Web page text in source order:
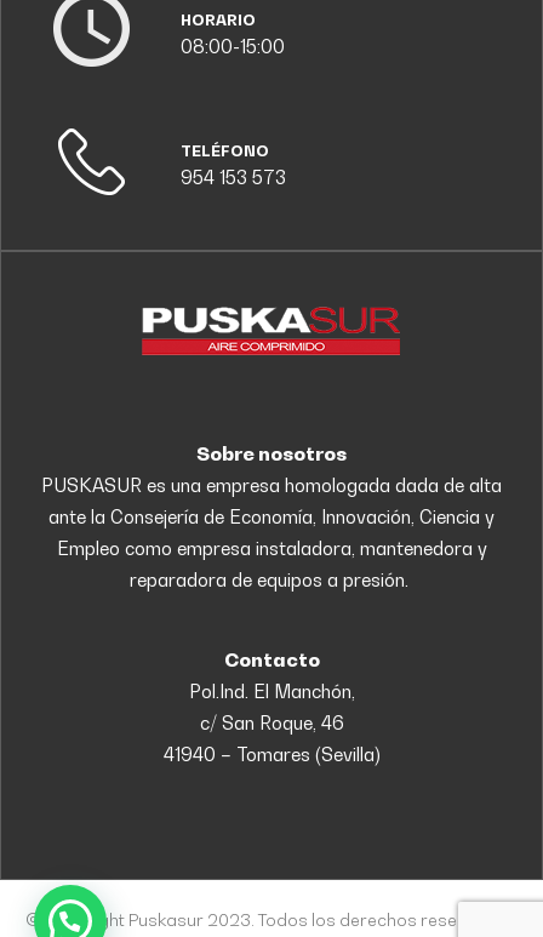
HORARIO
08:00-15:00
TELÉFONO
954 153 573
Sobre nosotros
PUSKASUR es una empresa homologada dada de alta
ante la Consejería de Economía, Innovación, Ciencia y
Empleo como empresa instaladora, mantenedora y
reparadora de equipos a presión.
Contacto
Pol.Ind. El Manchón,
c/ San Roque, 46
41940 – Tomares (Sevilla)
© Copyright Puskasur 2023. Todos los derechos reservados.